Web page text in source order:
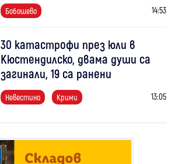
Бобошево 14:53
30 катастрофи през юли в
Кюстендилско, двама души са
загинали, 19 са ранени
Невестино Крими 13:05